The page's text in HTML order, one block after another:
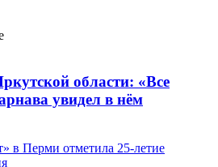
области: «Все
увидел в нём